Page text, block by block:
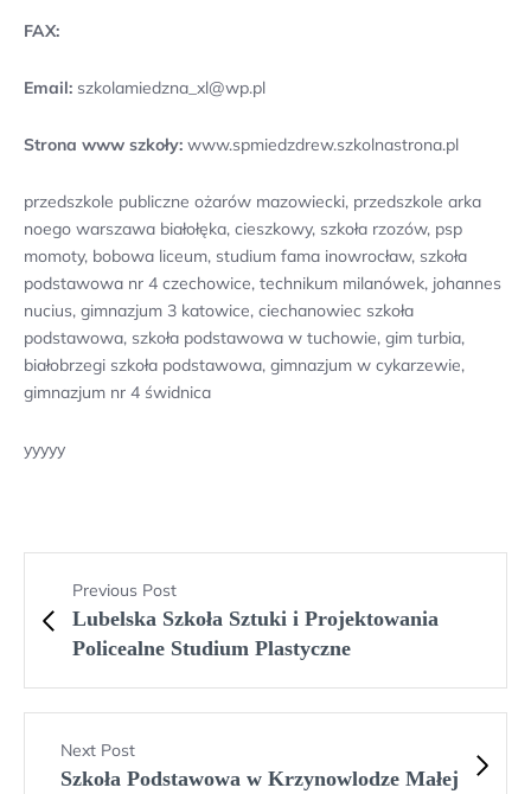
FAX:
Email: szkolamiedzna_xl@wp.pl
Strona www szkoły: www.spmiedzdrew.szkolnastrona.pl
przedszkole publiczne ożarów mazowiecki, przedszkole arka
noego warszawa białołęka, cieszkowy, szkoła rzozów, psp
momoty, bobowa liceum, studium fama inowrocław, szkoła
podstawowa nr 4 czechowice, technikum milanówek, johannes
nucius, gimnazjum 3 katowice, ciechanowiec szkoła
podstawowa, szkoła podstawowa w tuchowie, gim turbia,
białobrzegi szkoła podstawowa, gimnazjum w cykarzewie,
gimnazjum nr 4 świdnica
yyyyy
Previous Post
Lubelska Szkoła Sztuki i Projektowania
Policealne Studium Plastyczne
Next Post
Szkoła Podstawowa w Krzynowlodze Małej